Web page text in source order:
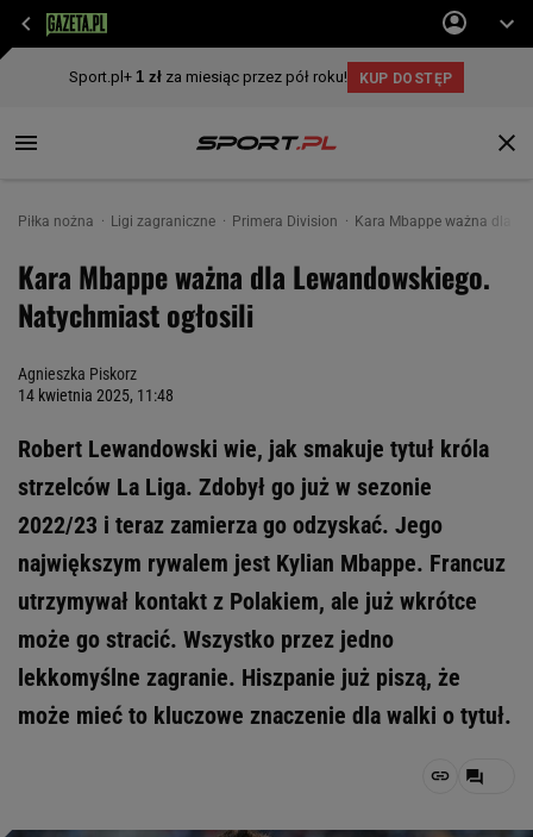
Piłka nożna Ligi zagraniczne Primera Division Kara Mbappe ważna dla
Kara Mbappe ważna dla Lewandowskiego.
Natychmiast ogłosili
Agnieszka Piskorz
14 kwietnia 2025, 11:48
Robert Lewandowski wie, jak smakuje tytuł króla
strzelców La Liga. Zdobył go już w sezonie
2022/23 i teraz zamierza go odzyskać. Jego
największym rywalem jest Kylian Mbappe. Francuz
utrzymywał kontakt z Polakiem, ale już wkrótce
może go stracić. Wszystko przez jedno
lekkomyślne zagranie. Hiszpanie już piszą, że
może mieć to kluczowe znaczenie dla walki o tytuł.